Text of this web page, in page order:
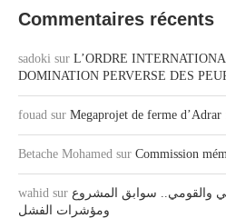
Commentaires récents
sadoki sur L’ORDRE
DOMINATION PERVERSE DES
fouad sur Megaprojet de ferme
Betache Mohamed sur Commission
wahid sur والقومي.. سوابق المشروع
ومؤشرات الفشل